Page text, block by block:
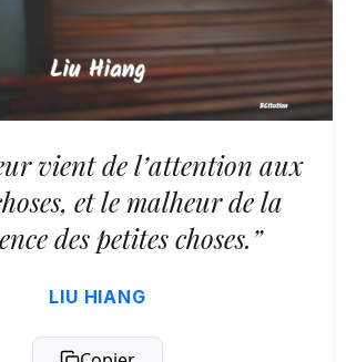
vient de l’attention aux
et le malheur de la
des petites choses.”
LIU HIANG